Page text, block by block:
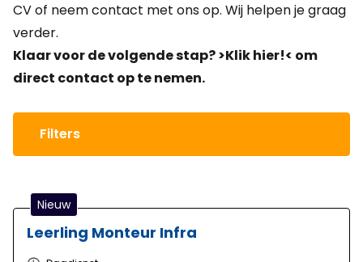
CV of neem contact met ons op. Wij helpen je graag
verder.
Klaar voor de volgende stap?>Klik hier!< om
direct contact op te nemen.
Filters
Nieuw
Leerling Monteur Infra